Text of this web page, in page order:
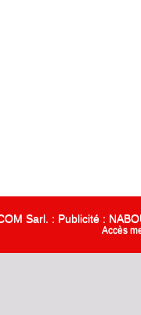
Sarl. : Publicité :
Accès